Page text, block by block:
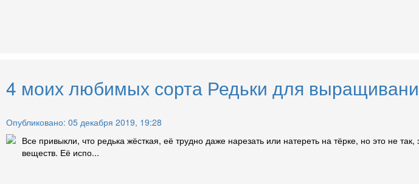
4 моих любимых сорта Редьки для
Опубликовано: 05 декабря 2019, 19:28
Все привыкли, что редька жёсткая, её трудно даже нарезать или натереть на тёрке, но это не
веществ. Её испо...